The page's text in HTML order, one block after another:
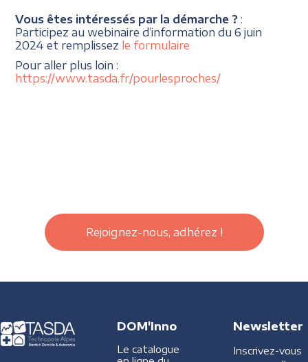
Vous êtes intéressés par la démarche ? :
Participez au webinaire d’information du 6 juin
2024 et remplissez le formulaire
Pour aller plus loin :
https://www.tasda.fr/pourlesproches/
Rejoignez-nous, adhérez !
DOM'Inno
Le catalogue
Newsletter
Inscrivez-vous